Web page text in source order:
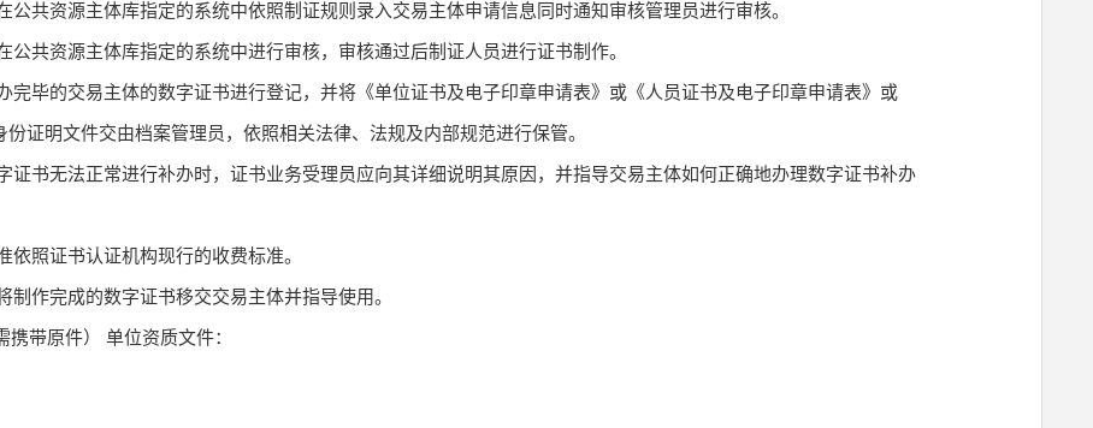
公共资源主体库指定的系统中依照制证规则录入交易主体申请信息同时通知审核管理员进行审核。
共资源主体库指定的系统中进行审核，审核通过后制证人员进行证书制作。
完毕的交易主体的数字证书进行登记，并将《单位证书及电子印章申请表》或《人员证书及电子印章申请表》或
证明文件交由档案管理员，依照相关法律、法规及内部规范进行保管。
证书无法正常进行补办时，证书业务受理员应向其详细说明其原因，并指导交易主体如何正确地办理数字证书补办
照证书认证机构现行的收费标准。
作完成的数字证书移交交易主体并指导使用。
带原件） 单位资质文件：